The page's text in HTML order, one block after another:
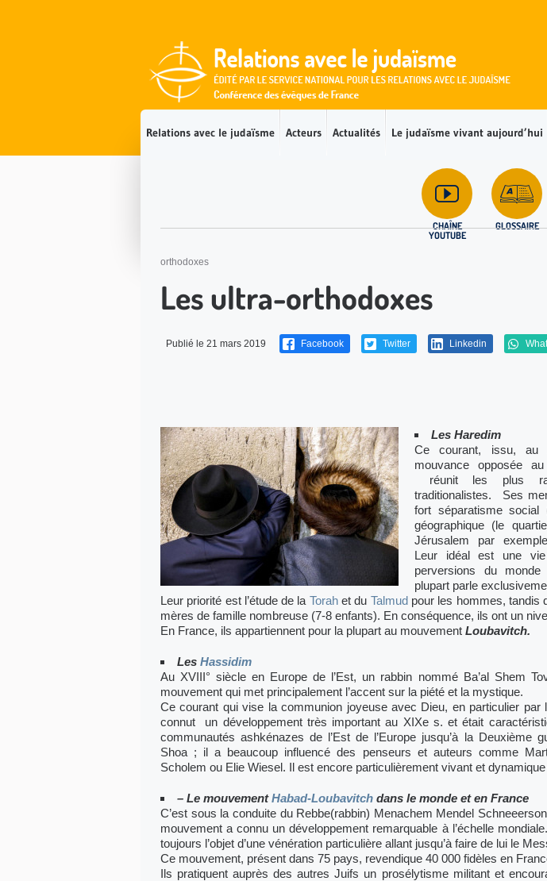
Relations avec le judaïsme Acteurs Actualités Le judaïsme vivant aujourd’hui
CHAÎNE
YOUTUBE
GLOSSAIRE
orthodoxes
Les ultra-orthodoxes
Publié le 21 mars 2019 Facebook Twitter Linkedin
Les Haredim
Ce courant, issu, au
mouvance opposée
réunit les plus
traditionalistes. Ses
fort séparatisme social
géographique (le
Jérusalem par
Leur idéal est une
perversions du
plupart parle
Leur priorité est l’étude de la Torahet du Talmudpour les hommes, tandis
mères de famille nombreuse (7-8 enfants). En conséquence, ils ont un
En France, ils appartiennent pour la plupart au mouvement Loubavitch.
Les Hassidim
Au XVIII° siècle en Europe de l’Est, un rabbin nommé Ba’al Shem
mouvement qui met principalement l’accent sur la piété et la mystique.
Ce courant qui vise la communion joyeuse avec Dieu, en particulier par
connut un développement très important au XIXe s. et était
communautés ashkénazes de l’Est de l’Europe jusqu’à la Deuxième
Shoa ; il a beaucoup influencé des penseurs et auteurs comme
Scholem ou Elie Wiesel. Il est encore particulièrement vivant et
– Le mouvementHabad-Loubavitch dans le monde et en France
C’est sous la conduite du Rebbe(rabbin) Menachem Mendel
mouvement a connu un développement remarquable à l’échelle
toujours l’objet d’une vénération particulière allant jusqu’à faire de lui le
Ce mouvement, présent dans 75 pays, revendique 40 000 fidèles en
Ils pratiquent auprès des autres Juifs un prosélytisme militant et